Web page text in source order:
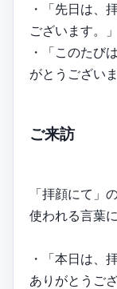
・「先日は、
ございます。」
・「このたび
がとうござい
ご来訪
「拝顔にて」
使われる言葉
・「本日は、
ありがとうご